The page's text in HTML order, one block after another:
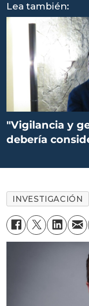
Lea también:
"Vigilancia y
debería
INVESTIGACIÓN